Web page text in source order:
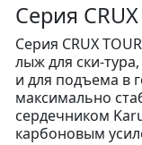
Серия
Серия CRUX
лыж для ски-
и для подъема в
максимально
сердечником
карбоновым